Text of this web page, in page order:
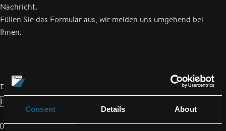
Consent Details About
Nachricht.
Füllen Sie das Formular aus, wir melden uns umgehend bei
Ihnen.
ICH BIN INTERESSIERT AN*
DETAILS ZU IHRER ANFRAGE
UNTERNEHMEN*
TELEFONNUMMER*
ADRESSE*
DERZEIT BESUCHTE BILDUNGSEINRICHTUNG*
WUNSCHTERMINE ZUM SCHNUPPERN*
NAME VON DEINER/M ERZIEHUNGSBERECHTIGTER/N:*
TELEFONNUMMER DEINER/M ERZIEHUNGSBERECHTIGTER/N:*
E-MAIL-ADRESSE DEINER/M ERZIEHUNGSBERECHTIGTER/N:*
PHONE NO.*
DETAILS*
AIRCRAFT MODEL*
AIRCRAFT SERIAL NO.*
PART NO.*
QUANTITY*
PART DESCRIPTION*
REQUIRED ON DOCK DATE*
VENEER TYPE
PLATING CODE
FABRIC TYPE
REISEPASS*
ARBEITSGENEHMIGUNG ODER VISUM
VERSICHERUNGSFORMULAR DEINER SCHULE (ODER AMS, BFI
ETC.)
Ich möchte das FACC ‚Beyond Magazin‘ postalisch empfangen.
STRASSE*
PLZ*
STADT*